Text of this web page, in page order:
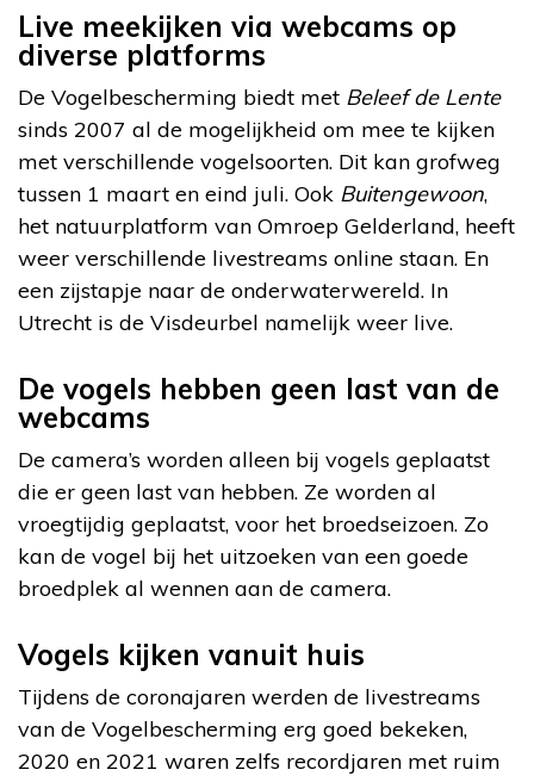
Live meekijken via webcams op
diverse platforms
De Vogelbescherming biedt met Beleef de Lente
sinds 2007 al de mogelijkheid om mee te kijken
met verschillende vogelsoorten. Dit kan grofweg
tussen 1 maart en eind juli. Ook Buitengewoon,
het natuurplatform van Omroep Gelderland, heeft
weer verschillende livestreams online staan. En
een zijstapje naar de onderwaterwereld. In
Utrecht is de Visdeurbel namelijk weer live.
De vogels hebben geen last van de
webcams
De camera’s worden alleen bij vogels geplaatst
die er geen last van hebben. Ze worden al
vroegtijdig geplaatst, voor het broedseizoen. Zo
kan de vogel bij het uitzoeken van een goede
broedplek al wennen aan de camera.
Vogels kijken vanuit huis
Tijdens de coronajaren werden de livestreams
van de Vogelbescherming erg goed bekeken,
2020 en 2021 waren zelfs recordjaren met ruim